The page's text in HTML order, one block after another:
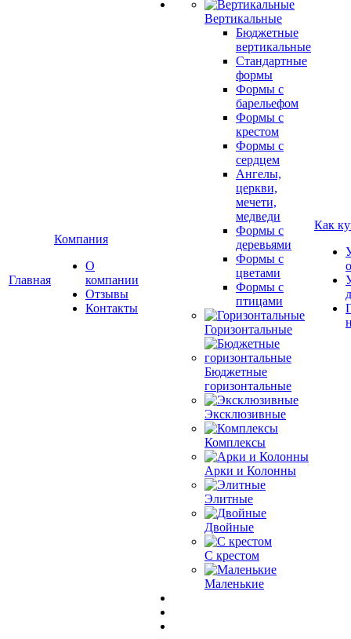
Главная
Компания
О
компании
Отзывы
Контакты
Вертикальные
Бюджетные
вертикальные
Стандартные
формы
Формы с
барельефом
Формы с
крестом
Формы с
сердцем
Ангелы,
церкви,
мечети,
медведи
Формы с
деревьями
Формы с
цветами
Формы с
птицами
Горизонтальные
Бюджетные
горизонтальные
Эксклюзивные
Комплексы
Арки и Колонны
Элитные
Двойные
С крестом
Маленькие
Как